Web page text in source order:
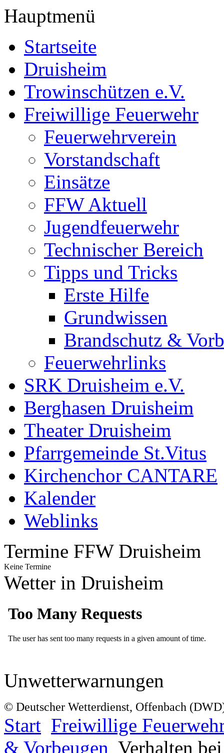
Hauptmenü
Startseite
Druisheim
Trowinschützen e.V.
Freiwillige Feuerwehr
Feuerwehrverein
Vorstandschaft
Einsätze
FFW Aktuell
Jugendfeuerwehr
Technischer Bereich
Tipps und Tricks
Erste Hilfe
Grundwissen
Brandschutz &
Feuerwehrlinks
SRK Druisheim e.V.
Berghasen Druisheim
Theater Druisheim
Pfarrgemeinde St.Vitus
Kirchenchor CANTARE
Kalender
Weblinks
Termine FFW Druisheim
Keine Termine
Wetter in Druisheim
Unwetterwarnungen
© Deutscher Wetterdienst, Offenbach
Start Freiwillige
& Vorbeugen Verhalten